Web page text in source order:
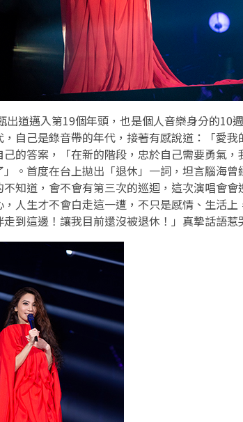
出道邁入第19個年頭，也是個人音樂身分的10
自己是錄音帶的年代，接著有感說道：「愛
的答案，「在新的階段，忠於自己需要勇氣
。首度在台上拋出「退休」一詞，坦言腦海
知道，會不會有第三次的巡迴，這次演唱會
人生才不會白走這一遭，不只是感情、生活
到這邊！讓我目前還沒被退休！」真摯話語惹